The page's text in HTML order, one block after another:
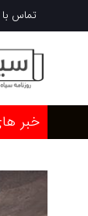
تماس با
خبر